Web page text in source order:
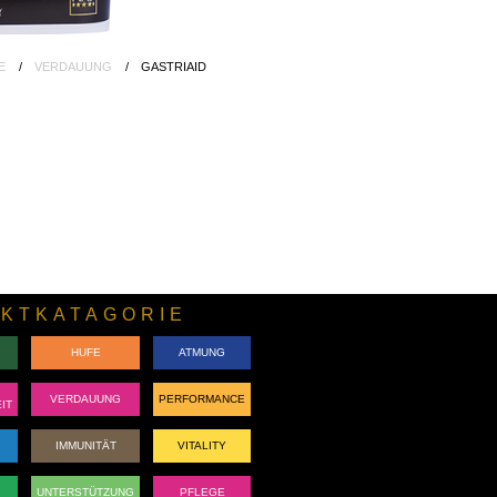
VERDAUUNG GASTRIAID
HUFE ATMUNG
VERDAUUNG PERFORMANCE
IMMUNITÄT VITALITY
UNTERSTÜTZUNG PFLEGE